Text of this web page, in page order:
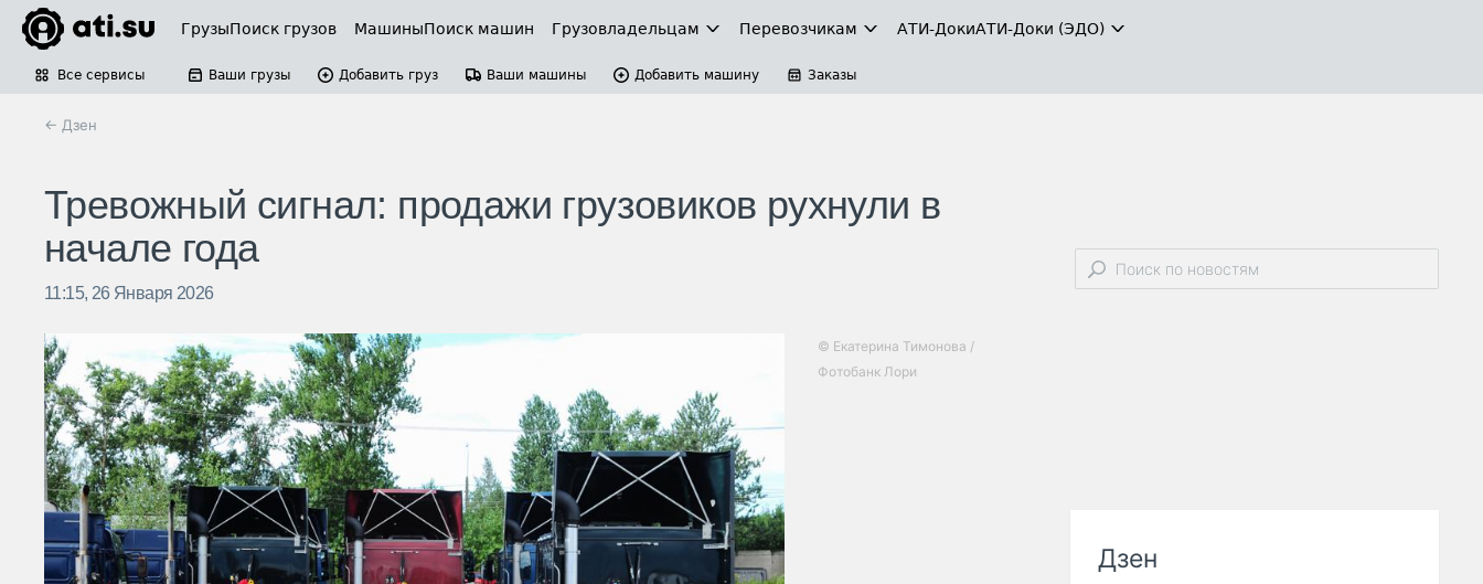
ГрузыПоиск грузов МашиныПоиск машин Грузовладельцам Перевозчикам АТИ-ДокиАТИ-Доки (ЭДО)
Все сервисы Ваши грузы Добавить груз Ваши машины Добавить машину Заказы
← Дзен
Тревожный сигнал: продажи грузовиков рухнули в
начале года
11:15, 26 Января 2026
© Екатерина Тимонова /
Фотобанк Лори
Дзен